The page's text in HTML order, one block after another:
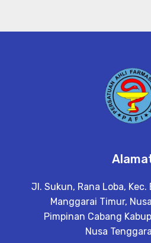
Jl. Sukun, Rana Loba,
Manggarai Timur,
Pimpinan Cabang
Nusa